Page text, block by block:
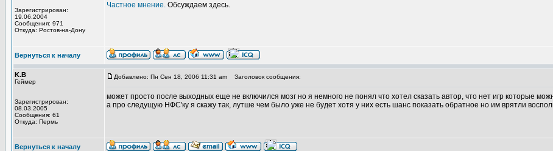
Зарегистрирован:
19.06.2004
Сообщения: 971
Откуда: Ростов-на-Дону
Частное мнение. Обсуждаем здесь.
Вернуться к началу
K.B
Геймер
Зарегистрирован:
08.03.2005
Сообщения: 61
Откуда: Пермь
Добавлено: Пн Сен 18, 2006 11:31 am Заголовок сообщения:
может просто после выходных еще не включился мозг но я немного не понял что хотел сказать автор, что нет игр которые
а про следущую НФС'ку я скажу так, лутше чем было уже не будет хотя у них есть шанс показать обратное но им врятли
Вернуться к началу